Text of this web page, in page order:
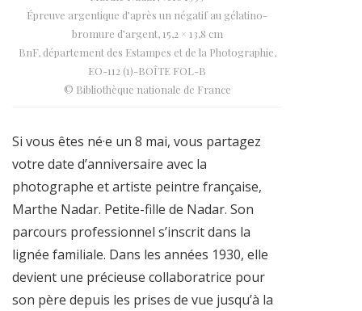
Épreuve argentique d’après un négatif au gélatino-
bromure d’argent, 15,2 × 13,8 cm
BnF, département des Estampes et de la Photographie,
EO-112 (1)-BOÎTE FOL-B
© Bibliothèque nationale de France
Si vous êtes né·e un 8 mai, vous partagez
votre date d’anniversaire avec la
photographe et artiste peintre française,
Marthe Nadar. Petite-fille de Nadar. Son
parcours professionnel s’inscrit dans la
lignée familiale. Dans les années 1930, elle
devient une précieuse collaboratrice pour
son père depuis les prises de vue jusqu’à la